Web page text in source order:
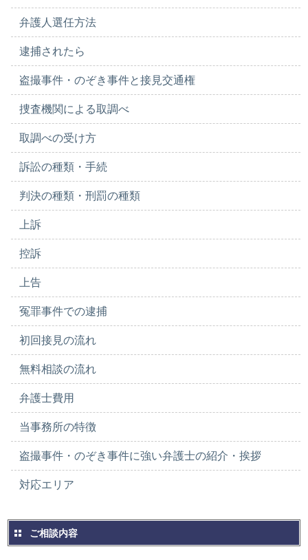
弁護人選任方法
逮捕されたら
盗撮事件・のぞき事件と接見交通権
捜査機関による取調べ
取調べの受け方
訴訟の種類・手続
判決の種類・刑罰の種類
上訴
控訴
上告
冤罪事件での逮捕
初回接見の流れ
無料相談の流れ
弁護士費用
当事務所の特徴
盗撮事件・のぞき事件に強い弁護士の紹介・挨拶
対応エリア
ご相談内容